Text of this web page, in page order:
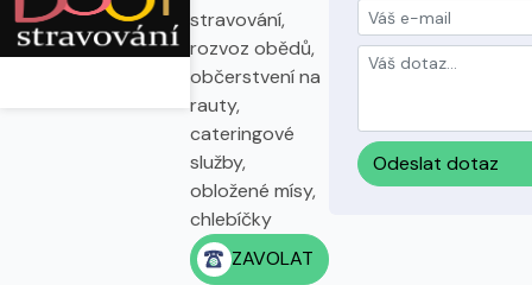
stravování,
rozvoz obědů,
občerstvení na
rauty,
cateringové
služby,
obložené mísy,
chlebíčky
ZAVOLAT
Odeslat dotaz